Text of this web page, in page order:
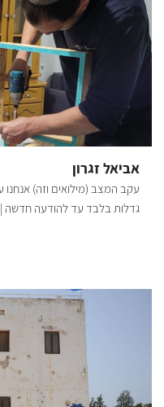
קפה ועוגה. הסדנה מתאימה
אביאל זגרון
עקב המצב (מילואים וזה)
לסטודיו שלנו במושב תקומה, בו
טכניקות שונות שתרכשו במהלך
עץ לבחירה מתוך מוצרים
לאחסון, מתלים למפתחות,
ילדים ועוד. את המוצרים